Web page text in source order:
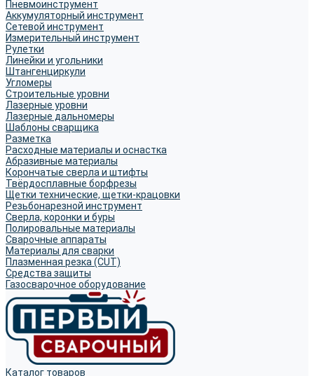
Пневмоинструмент
Аккумуляторный инструмент
Сетевой инструмент
Измерительный инструмент
Рулетки
Линейки и угольники
Штангенциркули
Угломеры
Строительные уровни
Лазерные уровни
Лазерные дальномеры
Шаблоны сварщика
Разметка
Расходные материалы и оснастка
Абразивные материалы
Корончатые сверла и штифты
Твёрдосплавные борфрезы
Щетки технические, щетки-крацовки
Резьбонарезной инструмент
Сверла, коронки и буры
Полировальные материалы
Сварочные аппараты
Материалы для сварки
Плазменная резка (CUT)
Средства защиты
Газосварочное оборудование
Каталог товаров